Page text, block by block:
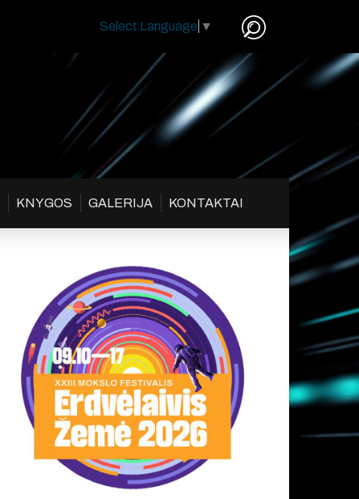
Select Language ▼
KNYGOS GALERIJA KONTAKTAI